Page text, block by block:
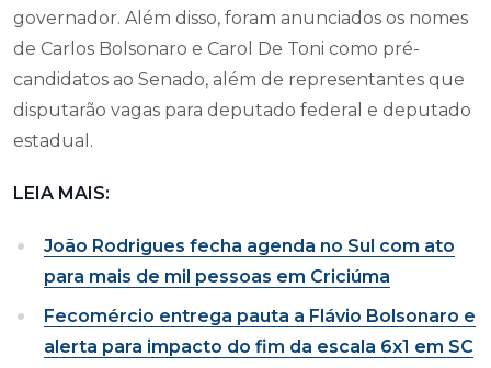
governador. Além disso, foram anunciados os nomes
de Carlos Bolsonaro e Carol De Toni como pré-
candidatos ao Senado, além de representantes que
disputarão vagas para deputado federal e deputado
estadual.
LEIA MAIS:
João Rodrigues fecha agenda no Sul com ato
para mais de mil pessoas em Criciúma
Fecomércio entrega pauta a Flávio Bolsonaro e
alerta para impacto do fim da escala 6x1 em SC